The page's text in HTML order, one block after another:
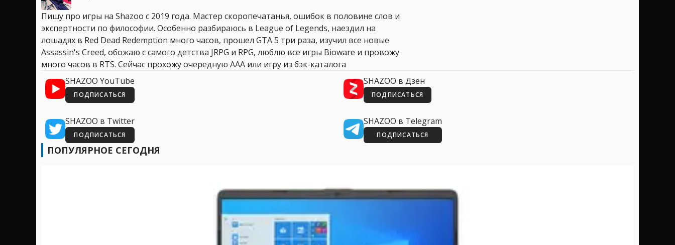
Пишу про игры на Shazoo с 2019 года. Мастер скоропечатанья, ошибок в половине слов и
экспертности по философии. Особенно разбираюсь в League of Legends, наездил на
лошадях в Red Dead Redemption много часов, прошел GTA 5 три раза, изучил все новые
Assassin's Creed, обожаю с самого детства JRPG и RPG, люблю все игры Bioware и провожу
много часов в RTS. Сейчас прохожу очередную AAA или игру из бэк-каталога
SHAZOO YouTube
ПОДПИСАТЬСЯ
SHAZOO в Дзен
ПОДПИСАТЬСЯ
SHAZOO в Twitter
ПОДПИСАТЬСЯ
SHAZOO в Telegram
ПОДПИСАТЬСЯ
ПОПУЛЯРНОЕ СЕГОДНЯ